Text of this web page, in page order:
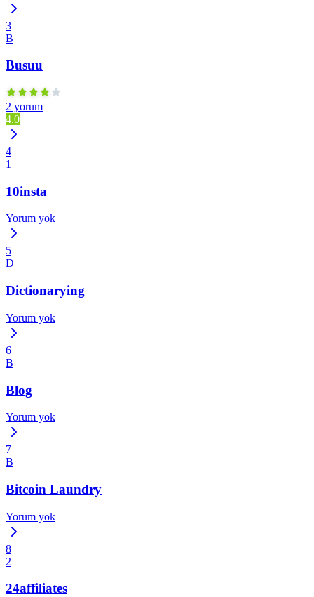
3
B
Busuu
2 yorum
4.0
4
1
10insta
Yorum yok
5
D
Dictionarying
Yorum yok
6
B
Blog
Yorum yok
7
B
Bitcoin Laundry
Yorum yok
8
2
24affiliates